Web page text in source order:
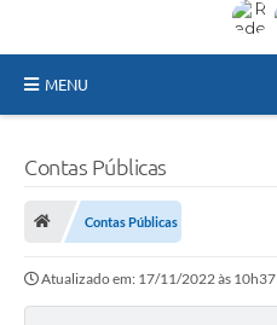
MENU
A Nossa Cidade
Principal
Contas Públicas
Contas Públicas
Atualizado em: 17/11/2022 às 10h37